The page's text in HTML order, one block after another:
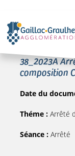
38_2023A
composition
Date du
Théme : Arrêté
Séance : Arrêté